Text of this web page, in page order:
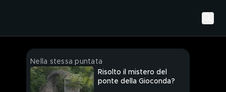
Nella stessa puntata
Risolto il mistero del
ponte della Gioconda?